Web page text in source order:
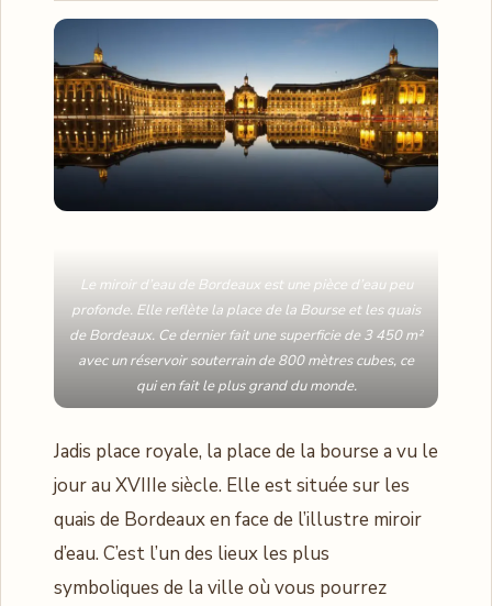
Le miroir d’eau de Bordeaux est une pièce d’eau peu
profonde. Elle reflète la place de la Bourse et les quais
de Bordeaux. Ce dernier fait une superficie de 3 450 m²
avec un réservoir souterrain de 800 mètres cubes, ce
qui en fait le plus grand du monde.
Jadis place royale, la place de la bourse a vu le
jour au XVIIIe siècle. Elle est située sur les
quais de Bordeaux en face de l’illustre miroir
d’eau. C’est l’un des lieux les plus
symboliques de la ville où vous pourrez